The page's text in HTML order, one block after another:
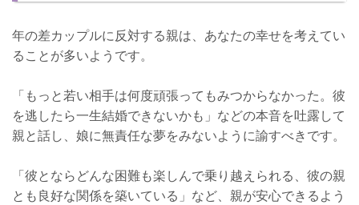
年の差カップルに反対する親は、あなたの幸せを考えてい
ることが多いようです。
「もっと若い相手は何度頑張ってもみつからなかった。彼
を逃したら一生結婚できないかも」などの本音を吐露して
親と話し、娘に無責任な夢をみないように諭すべきです。
「彼とならどんな困難も楽しんで乗り越えられる、彼の親
とも良好な関係を築いている」など、親が安心できるよう